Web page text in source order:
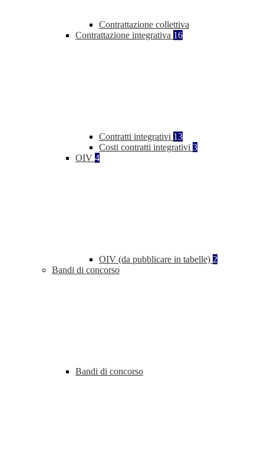
Contrattazione collettiva
Contrattazione integrativa 16
Contratti integrativi 13
Costi contratti integrativi 3
OIV 4
OIV (da pubblicare in tabelle) 2
Bandi di concorso
Bandi di concorso